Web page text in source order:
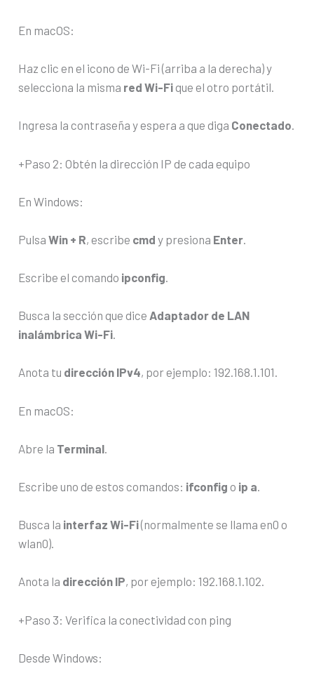
En macOS:
Haz clic en el icono de Wi-Fi (arriba a la derecha) y
selecciona la misma red Wi-Fi que el otro portátil.
Ingresa la contraseña y espera a que diga Conectado.
+Paso 2: Obtén la dirección IP de cada equipo
En Windows:
PulsaWin + R, escribe cmd y presiona Enter
Escribe el comando ipconfig.
Busca la sección que dice Adaptador de LAN
inalámbrica Wi-Fi.
Anota tu dirección IPv4, por ejemplo: 192.168.1.101.
En macOS:
Abre la Terminal
Escribe uno de estos comandos: ifconfig o ip a.
Busca la interfaz Wi-Fi(normalmente se llama en0 o
wlan0).
Anota la dirección IP, por ejemplo: 192.168.1.102.
+Paso 3: Verifica la conectividad con ping
Desde Windows: